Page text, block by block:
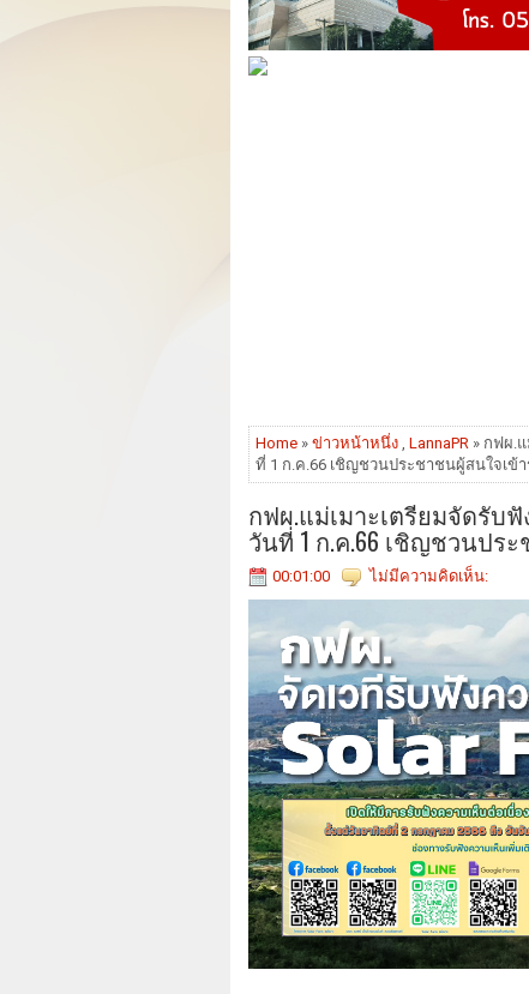
Home » ข่าวหน้าหนึ่ง , LannaPR » กฟผ.
ที่ 1 ก.ค.66 เชิญชวนประชาชนผู้สนใจเข้า
กฟผ.แม่เมาะเตรียมจัดรับฟั
วันที่ 1 ก.ค.66 เชิญชวนปร
00:01:00 ไม่มีความคิดเห็น: